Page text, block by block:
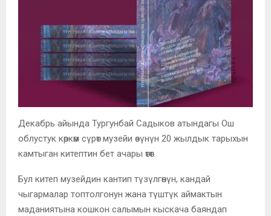
Декабрь айында Тургунбай Садыков атындагы Ош
облустук көркөм сүрөт музейи өзүнүн 20 жылдык тарыхын
камтыган китептин бет ачары өтөт.
Бул китеп музейдин кантип түзүлгөнүн, кандай
чыгармалар топтолгонун жана түштүк аймактын
маданиятына кошкон салымын кыскача баяндап